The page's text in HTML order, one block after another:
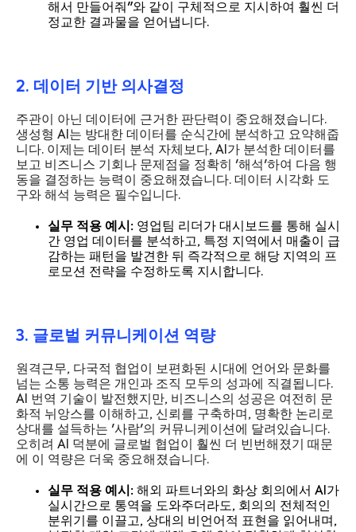
해서 만들어줘"와 같이 구체적으로 지시하여 훨씬 더
정교한 결과물을 얻어냅니다.
2. 데이터 기반 의사결정
주관이 아닌 데이터에 근거한 판단력이 중요해졌습니다.
생성형 AI는 방대한 데이터를 순식간에 분석하고 요약해줍
니다. 이제는 데이터 분석 자체보다, AI가 분석한 데이터를
보고 비즈니스 기회나 문제점을 정확히 '해석'하여 다음 행
동을 결정하는 능력이 중요해졌습니다. 데이터 시각화 도
구와 해석 능력은 필수입니다.
실무 적용 예시: 영업팀 리더가 대시보드를 통해 실시
간 영업 데이터를 분석하고, 특정 지역에서 매출이 급
감하는 패턴을 발견한 뒤 즉각적으로 해당 지역의 프
로모션 전략을 수정하도록 지시합니다.
3. 글로벌 커뮤니케이션 역량
원격근무, 다국적 협업이 보편화된 시대에 언어와 문화를
넘는 소통 능력은 개인과 조직 모두의 성과에 직결됩니다.
AI 번역 기술이 발전했지만, 비즈니스의 성공은 여전히 문
화적 뉘앙스를 이해하고, 신뢰를 구축하며, 명확한 논리로
상대를 설득하는 '사람'의 커뮤니케이션에 달려있습니다.
오히려 AI 덕분에 글로벌 협업이 훨씬 더 빈번해졌기 때문
에 이 역량은 더욱 중요해졌습니다.
실무 적용 예시: 해외 파트너와의 화상 회의에서 AI가
실시간으로 통역을 도와주더라도, 회의의 전체적인
분위기를 이끌고, 상대의 비언어적 표현을 읽어내며,